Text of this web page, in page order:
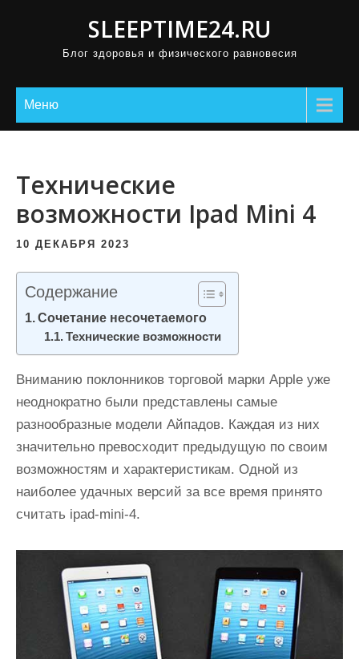
SLEEPTIME24.RU
Блог здоровья и физического равновесия
Меню
Технические
возможности Ipad Mini 4
10 ДЕКАБРЯ 2023
Содержание
Сочетание несочетаемого
Технические возможности
Вниманию поклонников торговой марки Apple уже
неоднократно были представлены самые
разнообразные модели Айпадов. Каждая из них
значительно превосходит предыдущую по своим
возможностям и характеристикам. Одной из
наиболее удачных версий за все время принято
считать ipad-mini-4.